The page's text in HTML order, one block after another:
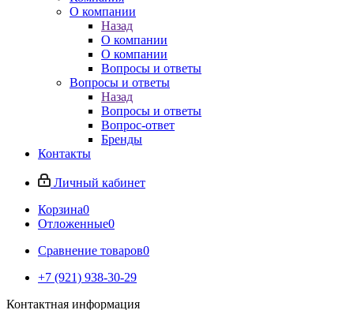
О компании
Назад
О компании
О компании
Вопросы и ответы
Вопросы и ответы
Назад
Вопросы и ответы
Вопрос-ответ
Бренды
Контакты
Личный кабинет
Корзина0
Отложенные0
Сравнение товаров0
+7 (921) 938-30-29
Контактная информация